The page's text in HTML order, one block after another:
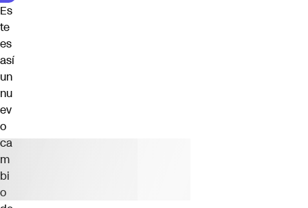
Es
te
es
así
un
nu
ev
o
ca
m
bi
o